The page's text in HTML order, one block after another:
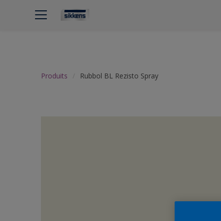
Produits Rubbol BL Rezisto Spray